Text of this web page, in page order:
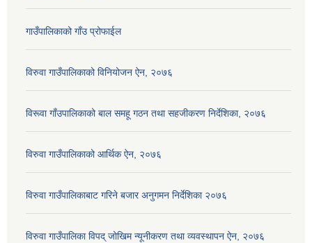
गाउँपालिकाको गाँउ प्रोफाईल
विरुवा गाउँपालिकाको विनियोजन ऐन, २०७६
विरूवा गाँउपालिकाको बाल समहू गठन तथा सहजीकरण निर्देशिका, २०७६
विरुवा गाउँपालिकाको आर्थिक ऐन, २०७६
विरुवा गाउँपालिकाबाट गरिने बजार अनुगमन निर्देशिका २०७६
विरुवा गाउँपालिका विपद् जोखिम न्यूनीकरण तथा व्यवस्थापन ऐन, २०७६